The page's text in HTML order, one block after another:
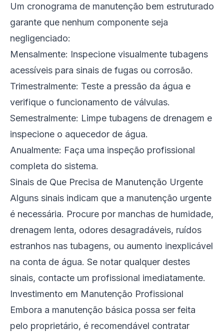
Um cronograma de manutenção bem estruturado
garante que nenhum componente seja
negligenciado:
Mensalmente: Inspecione visualmente tubagens
acessíveis para sinais de fugas ou corrosão.
Trimestralmente: Teste a pressão da água e
verifique o funcionamento de válvulas.
Semestralmente: Limpe tubagens de drenagem e
inspecione o aquecedor de água.
Anualmente: Faça uma inspeção profissional
completa do sistema.
Sinais de Que Precisa de Manutenção Urgente
Alguns sinais indicam que a manutenção urgente
é necessária. Procure por manchas de humidade,
drenagem lenta, odores desagradáveis, ruídos
estranhos nas tubagens, ou aumento inexplicável
na conta de água. Se notar qualquer destes
sinais, contacte um profissional imediatamente.
Investimento em Manutenção Profissional
Embora a manutenção básica possa ser feita
pelo proprietário, é recomendável contratar